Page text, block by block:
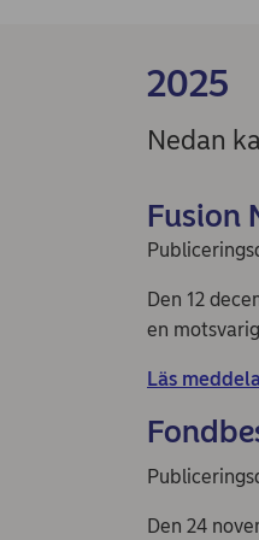
2025
Nedan
Fusion
Den 12
en
Läs
Den 24